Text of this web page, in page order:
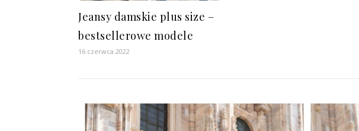
Jeansy damskie plus size –
bestsellerowe modele
16 czerwca 2022